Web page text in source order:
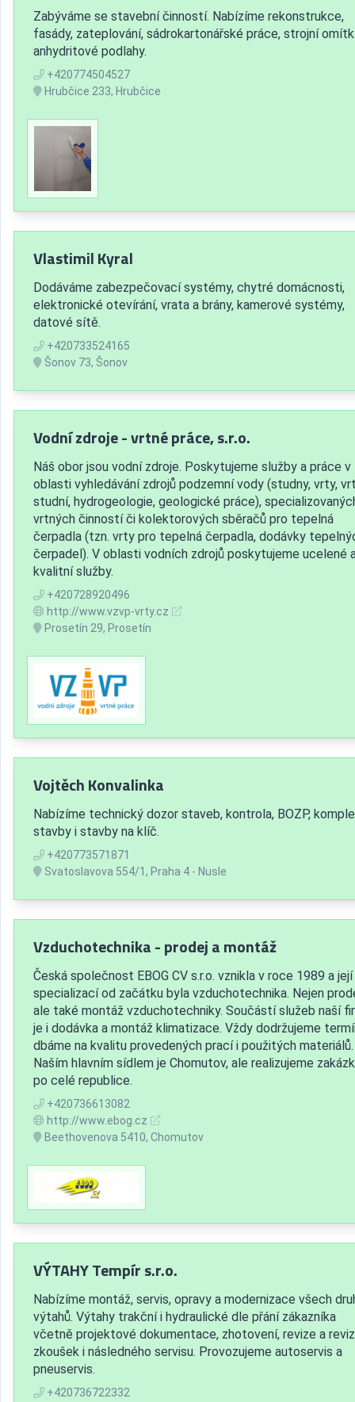
Zabýváme se stavební činností. Nabízíme rekonstrukce,
fasády, zateplování, sádrokartonářské práce, strojní
anhydritové podlahy.
+420774504527
Hrubčice 233, Hrubčice
Vlastimil Kyral
Dodáváme zabezpečovací systémy, chytré domácnosti,
elektronické otevírání, vrata a brány, kamerové systémy,
datové sítě.
+420733524165
Šonov 73, Šonov
Vodní zdroje - vrtné práce, s.r.o.
Náš obor jsou vodní zdroje. Poskytujeme služby a práce v
oblasti vyhledávání zdrojů podzemní vody (studny, vrty,
studní, hydrogeologie, geologické práce),
vrtných činností či kolektorových sběračů pro tepelná
čerpadla (tzn. vrty pro tepelná čerpadla, dodávky
čerpadel). V oblasti vodních zdrojů poskytujeme ucelené
kvalitní služby.
+420728920496
http://www.vzvp-vrty.cz
Prosetín 29, Prosetín
Vojtěch Konvalinka
Nabízíme technický dozor staveb, kontrola, BOZP,
stavby i stavby na klíč.
+420773571871
Svatoslavova 554/1, Praha 4 - Nusle
Vzduchotechnika - prodej a montáž
Česká společnost EBOG CV s.r.o. vznikla v roce 1989 a její
specializací od začátku byla vzduchotechnika. Nejen
ale také montáž vzduchotechniky. Součástí služeb naší
je i dodávka a montáž klimatizace. Vždy dodržujeme
dbáme na kvalitu provedených prací i použitých materiálů.
Naším hlavním sídlem je Chomutov, ale realizujeme
po celé republice.
+420736613082
http://www.ebog.cz
Beethovenova 5410, Chomutov
VÝTAHY Tempír s.r.o.
Nabízíme montáž, servis, opravy a modernizace všech
výtahů. Výtahy trakční i hydraulické dle přání zákazníka
včetně projektové dokumentace, zhotovení, revize a
zkoušek i následného servisu. Provozujeme autoservis a
pneuservis.
+420736722332